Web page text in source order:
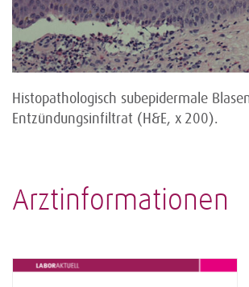
Histopathologisch subepidermale
Entzündungsinfiltrat (H&E, x 200).
Arztinformationen